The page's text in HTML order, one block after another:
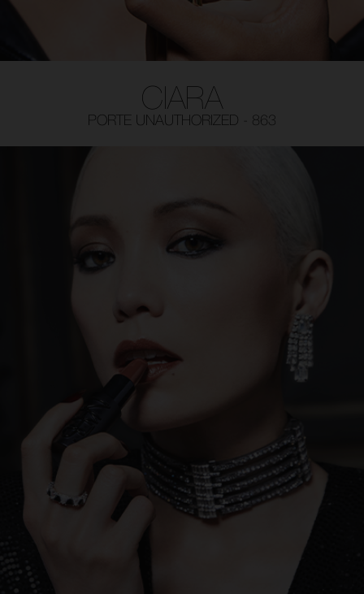
CIARA
PORTE UNAUTHORIZED - 863